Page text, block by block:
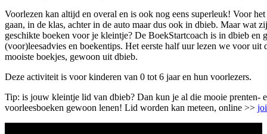
Voorlezen kan altijd en overal en is ook nog eens superleuk! Voor het
gaan, in de klas, achter in de auto maar dus ook in dbieb. Maar wat
geschikte boeken voor je kleintje? De BoekStartcoach is in dbieb en
(voor)leesadvies en boekentips. Het eerste half uur lezen we voor uit
mooiste boekjes, gewoon uit dbieb.
Deze activiteit is voor kinderen van 0 tot 6 jaar en hun voorlezers.
Tip: is jouw kleintje lid van dbieb? Dan kun je al die mooie prenten-
voorleesboeken gewoon lenen! Lid worden kan meteen, online >>